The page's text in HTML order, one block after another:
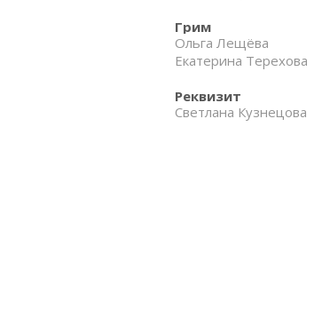
Грим
Ольга Лещёва
Екатерина Терехова
Реквизит
Светлана Кузнецова